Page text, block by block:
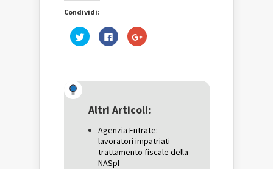
Condividi:
Fai
clic
una
nuova
Fai
clic
nuova
finestra)
Fai
clic
una
nuova
Altri Articoli:
Agenzia Entrate:
lavoratori impatriati –
trattamento fiscale della
NASpI